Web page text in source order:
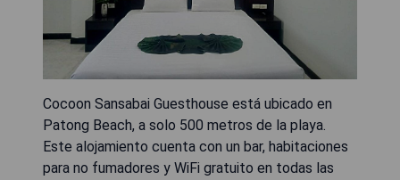
Cocoon Sansabai Guesthouse está ubicado en
Patong Beach, a solo 500 metros de la playa.
Este alojamiento cuenta con un bar, habitaciones
para no fumadores y WiFi gratuito en todas las